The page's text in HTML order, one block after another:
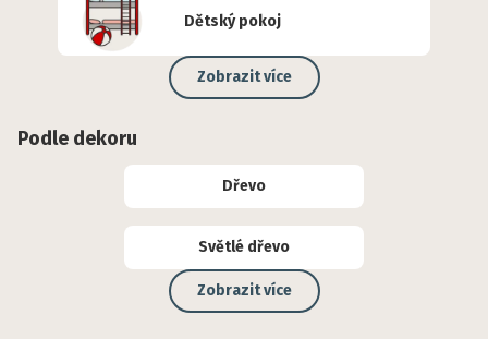
Dětský pokoj
Zobrazit více
Podle dekoru
Dřevo
Světlé dřevo
Zobrazit více